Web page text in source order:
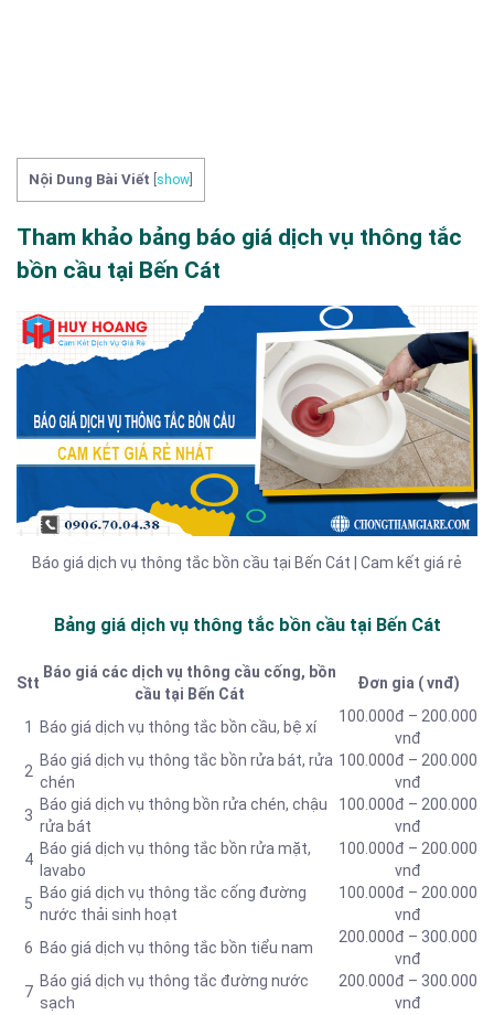
Nội Dung Bài Viết show
Tham khảo bảng báo giá dịch vụ thông tắc
bồn cầu tại Bến Cát
Báo giá dịch vụ thông tắc bồn cầu tại Bến Cát | Cam kết giá rẻ
Bảng giá dịch vụ thông tắc bồn cầu tại Bến Cát
Stt
Báo giá các dịch vụ thông cầu cống, bồn
cầu tại Bến Cát
Đơn gia ( vnđ)
1 Báo giá dịch vụ thông tắc bồn cầu, bệ xí
100.000đ – 200.000
vnđ
2
Báo giá dịch vụ thông tắc bồn rửa bát, rửa
chén
100.000đ – 200.000
vnđ
3
Báo giá dịch vụ thông bồn rửa chén, chậu
rửa bát
100.000đ – 200.000
vnđ
4
Báo giá dịch vụ thông tắc bồn rửa mặt,
lavabo
100.000đ – 200.000
vnđ
5
‎Báo giá dịch vụ thông tắc cống đường
nước thải sinh hoạt
100.000đ – 200.000
vnđ
6 Báo giá dịch vụ thông tắc bồn tiểu nam
200.000đ – 300.000
vnđ
7
Báo giá dịch vụ thông tắc đường nước
sạch
200.000đ – 300.000
vnđ